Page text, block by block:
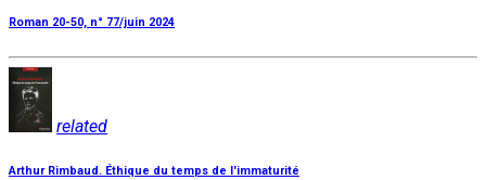
Roman 20-50, n° 77/juin 2024
related
Arthur Rimbaud. Éthique du temps de l'immaturité